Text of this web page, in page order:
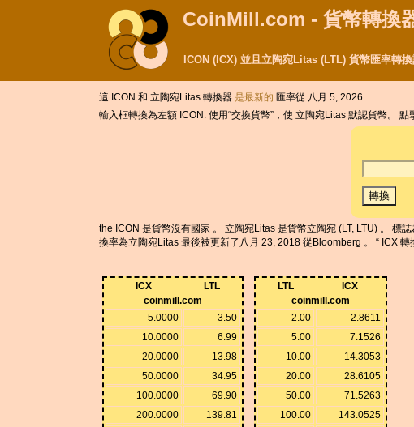
CoinMill.com - 貨幣轉換
ICON (ICX) 並且立陶宛Litas (LTL) 貨幣匯率轉
這 ICON 和 立陶宛Litas 轉換器 是最新的 匯率從 八月 5, 2026.
輸入框轉換為左額 ICON. 使用“交換貨幣”，使 立陶宛Litas 默認貨幣。
the ICON 是貨幣沒有國家 。 立陶宛Litas 是貨幣立陶宛 (LT, LTU) 。
換率為立陶宛Litas 最後被更新了八月 23, 2018 從Bloomberg 。 “ ICX 轉
ICX
LTL
coinmill.com
5.0000
3.50
10.0000
6.99
20.0000
13.98
50.0000
34.95
100.0000
69.90
200.0000
139.81
LTL
ICX
coinmill.com
2.00
2.8611
5.00
7.1526
10.00
14.3053
20.00
28.6105
50.00
71.5263
100.00
143.0525